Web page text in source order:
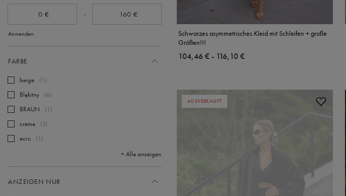
€ - €
Anwenden
FARBE
beige 1
Blękitny 6
BRAUN 1
creme 3
ecru 1
+ Alle anzeigen
ANZEIGEN NUR
Schwarzes asymmetrisches Kleid mit Schleifen + große
Größen!!!
ab
104,46 € - bis
116,10 €
AUSVERKAUFT